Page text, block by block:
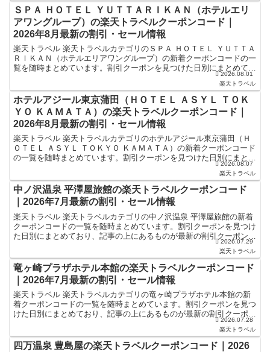
ＳＰＡ ＨＯＴＥＬ ＹＵＴＴＡＲＩＫＡＮ（ホテルエリ
アワングループ）の楽天トラベルクーポンコード｜
2026年8月最新の割引・セール情報
楽天トラベル 楽天トラベルカテゴリのＳＰＡ ＨＯＴＥＬ ＹＵＴＴＡ
ＲＩＫＡＮ（ホテルエリアワングループ）の新着クーポンコードの一
覧を随時まとめています。割引クーポンを見つけた日別にまとめてお
り、記事の上にあるものが最新の割引クーポンになりま... 2026.08.01
楽天トラベル
ホテルアジール東京蒲田（ＨＯＴＥＬ ＡＳＹＬ ＴＯＫ
ＹＯ ＫＡＭＡＴＡ）の楽天トラベルクーポンコード｜
2026年8月最新の割引・セール情報
楽天トラベル 楽天トラベルカテゴリのホテルアジール東京蒲田（Ｈ
ＯＴＥＬ ＡＳＹＬ ＴＯＫＹＯ ＫＡＭＡＴＡ）の新着クーポンコード
の一覧を随時まとめています。割引クーポンを見つけた日別にまとめ
ており、記事の上にあるものが最新の割引クーポンにな... 2026.08.07
楽天トラベル
中ノ沢温泉 平澤屋旅館の楽天トラベルクーポンコード
｜2026年7月最新の割引・セール情報
楽天トラベル 楽天トラベルカテゴリの中ノ沢温泉 平澤屋旅館の新着
クーポンコードの一覧を随時まとめています。割引クーポンを見つけ
た日別にまとめており、記事の上にあるものが最新の割引クーポンに
なります。ホテル・旅館宿泊の予約などで使えるクーポン...2026.07.29
楽天トラベル
竜ヶ崎プラザホテル本館の楽天トラベルクーポンコード
｜2026年7月最新の割引・セール情報
楽天トラベル 楽天トラベルカテゴリの竜ヶ崎プラザホテル本館の新
着クーポンコードの一覧を随時まとめています。割引クーポンを見つ
けた日別にまとめており、記事の上にあるものが最新の割引クーポン
になります。ホテル・旅館宿泊の予約などで使えるクーポン...2026.07.28
楽天トラベル
四万温泉 豊島屋の楽天トラベルクーポンコード｜2026